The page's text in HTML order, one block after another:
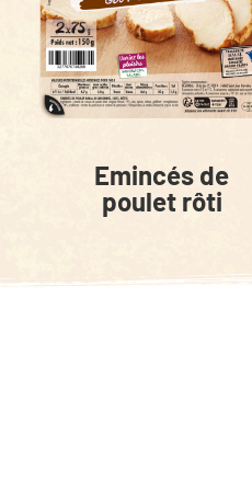
Emincés de
poulet rôti